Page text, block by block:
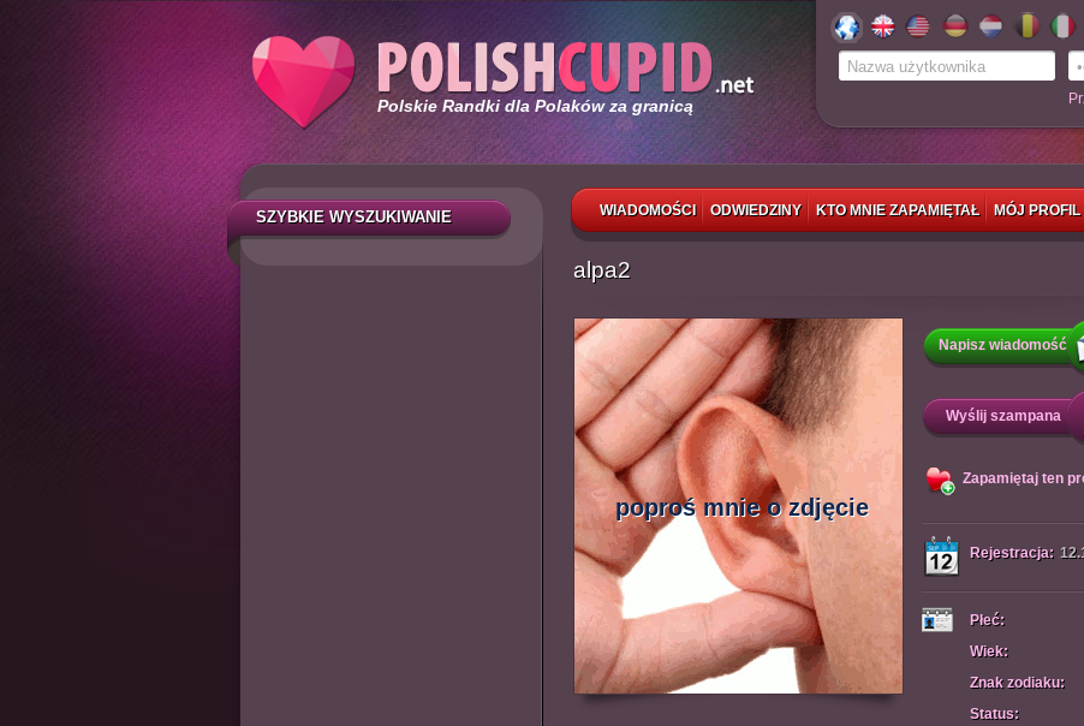
Polskie Randki dla Polaków za granicą
WIADOMOŚCI ODWIEDZINY KTO MNIE ZAPAMIĘTAŁ MÓJ PROFIL
SZYBKIE WYSZUKIWANIE
alpa2
poproś mnie o zdjęcie
Napisz wiadomość
Wyślij szampana
Zapamiętaj ten
Rejestracja:
Płeć:
Wiek:
Znak zodiaku:
Status: